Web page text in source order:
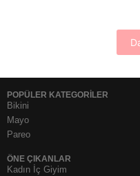
POPÜLER KATEGORİLER
Bikini
Mayo
Pareo
ÖNE ÇIKANLAR
Kadın İç Giyim